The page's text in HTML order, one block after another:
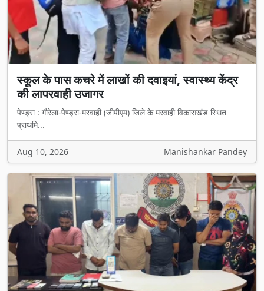
स्कूल के पास कचरे में लाखों की दवाइयां, स्वास्थ्य केंद्र
की लापरवाही उजागर
पेण्ड्रा : गौरेला-पेण्ड्रा-मरवाही (जीपीएम) जिले के मरवाही विकासखंड स्थित
प्राथमि...
Aug 10, 2026 Manishankar Pandey